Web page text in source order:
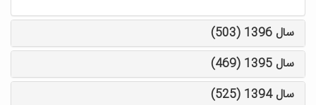
سال 1396 (503)
سال 1395 (469)
سال 1394 (525)